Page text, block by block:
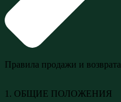
Правила продажи и
1. ОБЩИЕ ПОЛОЖЕНИЯ